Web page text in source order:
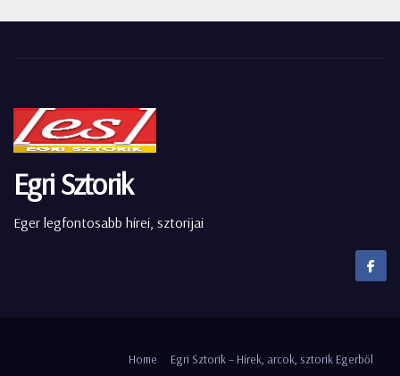
Egri Sztorik
Eger legfontosabb hírei, sztorijai
Home Egri Sztorik – Hírek, arcok, sztorik Egerből